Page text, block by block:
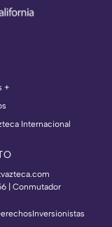
+
Internacional
| Conmutador
Inversionistas